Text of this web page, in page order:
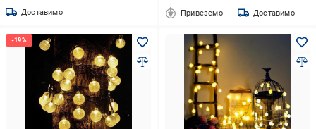
Доставимо Привеземо Доставимо